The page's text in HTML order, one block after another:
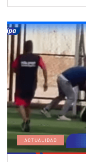
ACTUALIDAD